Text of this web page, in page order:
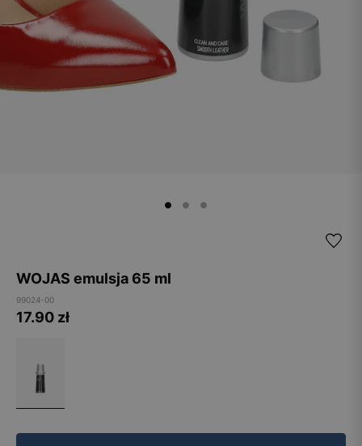
WOJAS emulsja 65 ml
99024-00
17.90 zł